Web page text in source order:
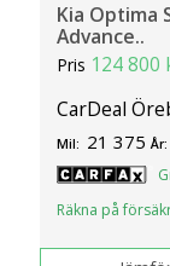
Kia Optima
Advance..
Pris 124 800
CarDeal
Mil: 21 375 År:
Räkna på